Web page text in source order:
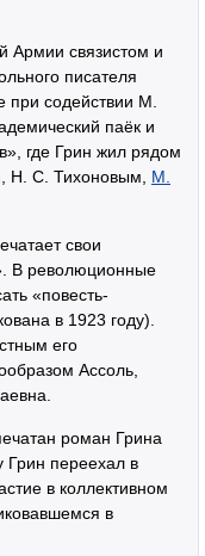
Армии связистом и
писателя
при содействии М.
паёк и
где Грин жил рядом
Н. С. Тихоновым, М.
свои
В революционные
«повесть-
в 1923 году).
его
Ассоль,
роман Грина
переехал в
в коллективном
в